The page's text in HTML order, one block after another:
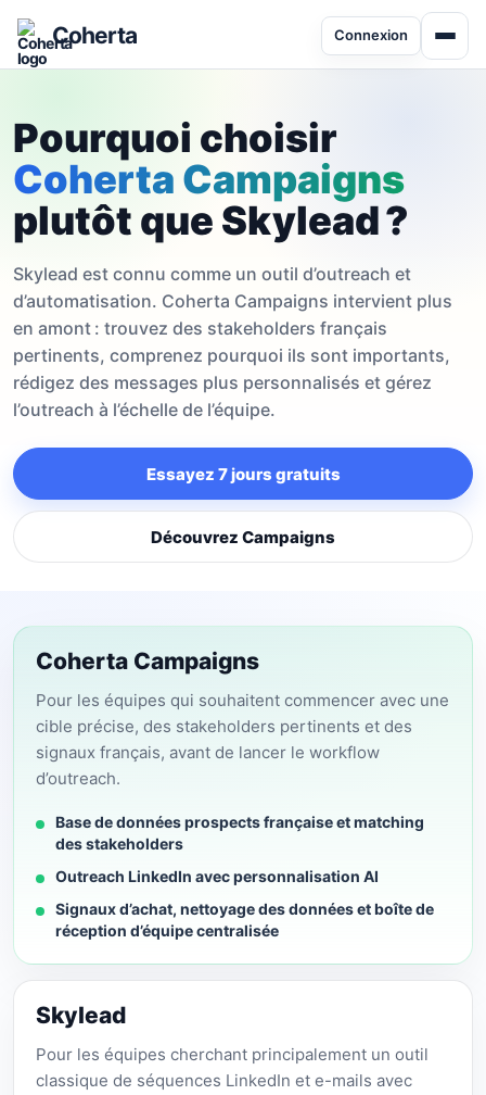
Coherta Connexion
Pourquoi choisir
Coherta Campaigns
plutôt que Skylead ?
Skylead est connu comme un outil d’outreach et
d’automatisation. Coherta Campaigns intervient plus
en amont : trouvez des stakeholders français
pertinents, comprenez pourquoi ils sont importants,
rédigez des messages plus personnalisés et gérez
l’outreach à l’échelle de l’équipe.
Essayez 7 jours gratuits
Découvrez Campaigns
Coherta Campaigns
Pour les équipes qui souhaitent commencer avec une
cible précise, des stakeholders pertinents et des
signaux français, avant de lancer le workflow
d’outreach.
Base de données prospects française et matching
des stakeholders
Outreach LinkedIn avec personnalisation AI
Signaux d’achat, nettoyage des données et boîte de
réception d’équipe centralisée
Skylead
Pour les équipes cherchant principalement un outil
classique de séquences LinkedIn et e-mails avec